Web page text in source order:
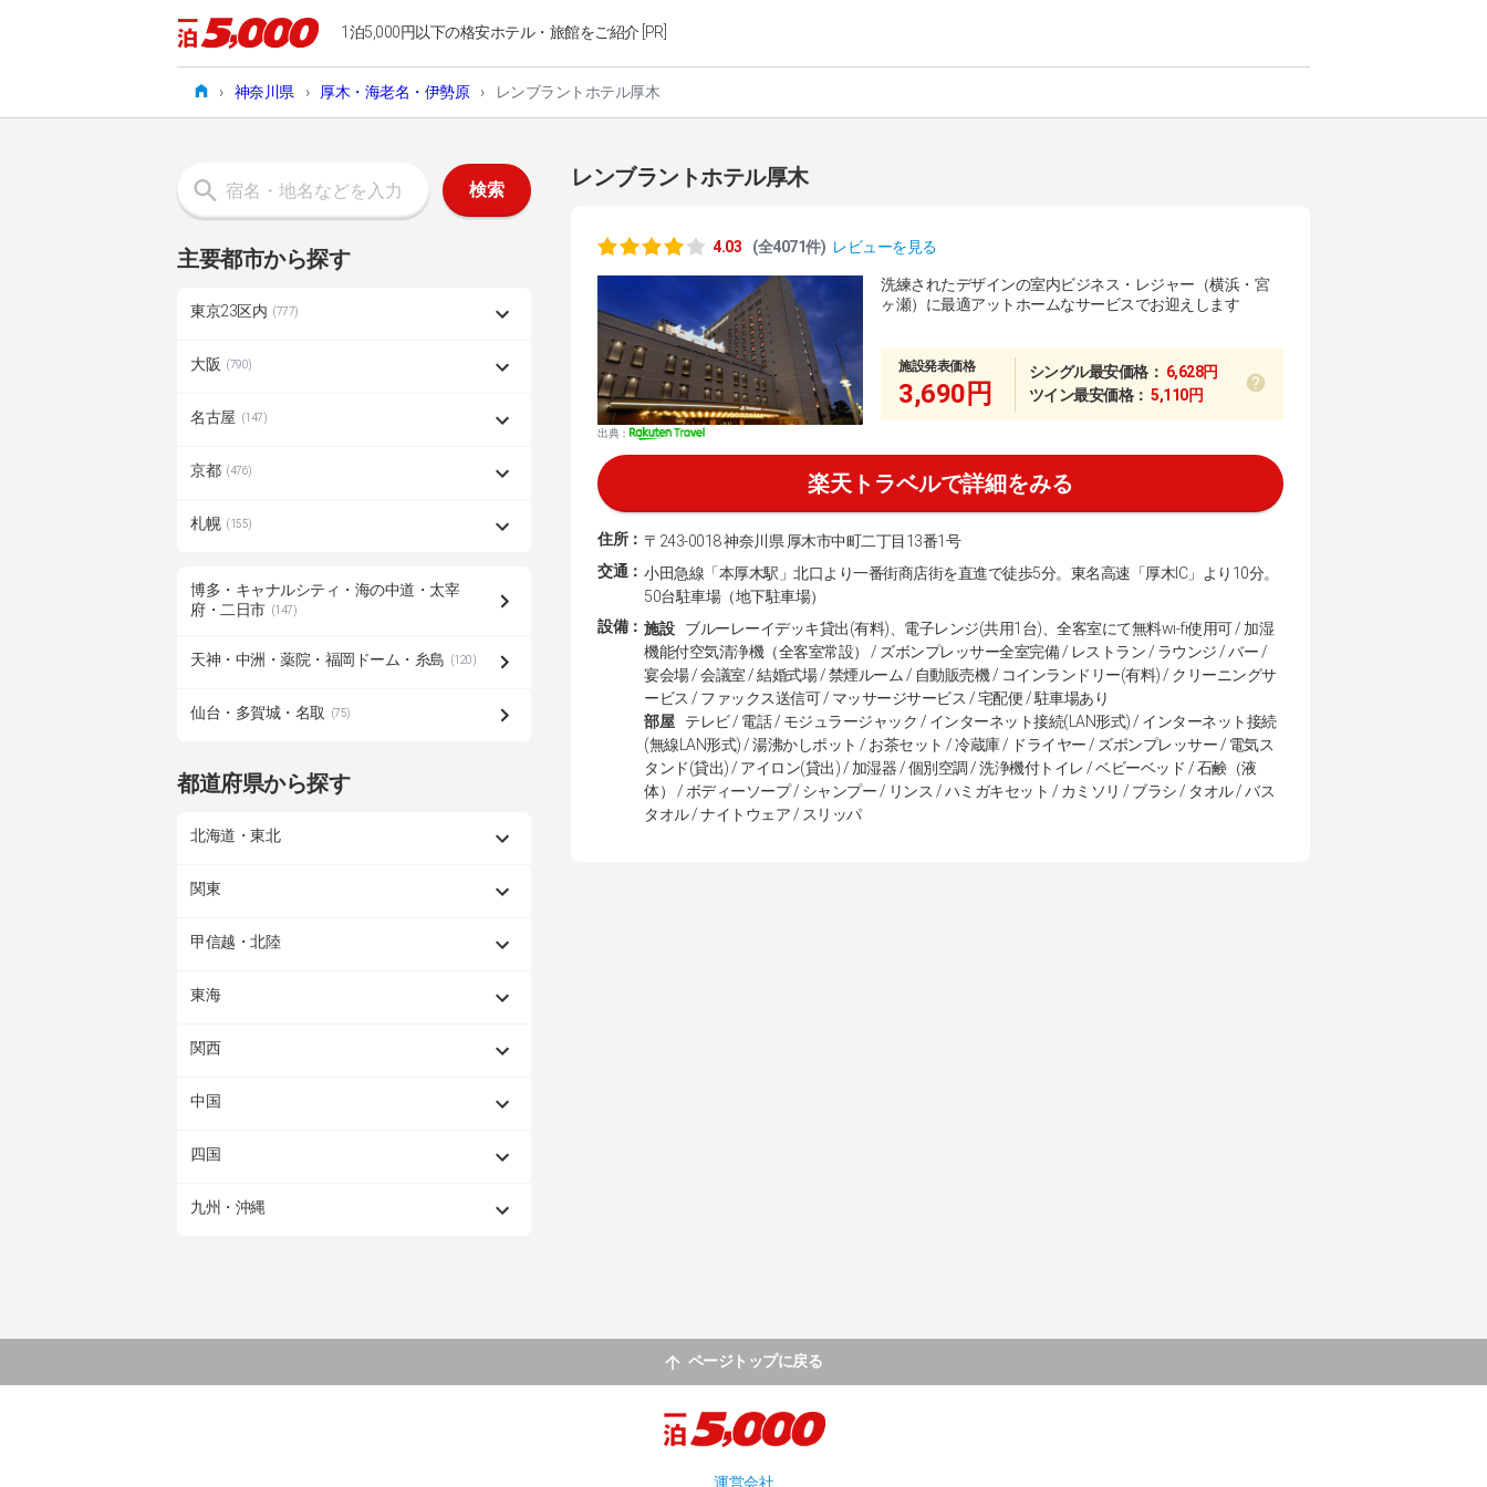
1泊5,000円以下の格安ホテル・旅館をご紹介 [PR]
› 神奈川県 › 厚木・海老名・伊勢原 › レンブラントホテル厚木
レンブラントホテル厚木
4.03 (全4071件) レビューを見る
出典：
洗練されたデザインの室内ビジネス・レジャー（横浜・宮
ヶ瀬）に最適アットホームなサービスでお迎えします
施設発表価格
3,690円
シングル最安価格： 6,628円
ツイン最安価格：5,110円
楽天トラベルで詳細をみる
住所： 〒243-0018 神奈川県 厚木市中町二丁目13番1号
交通： 小田急線「本厚木駅」北口より一番街商店街を直進で徒歩5分。東名高速「厚木IC」より10分。
50台駐車場（地下駐車場）
設備： 施設
ブルーレーイデッキ貸出(有料)、電子レンジ(共用1台)、全客室にて無料wi-fi使用可 / 加湿
機能付空気清浄機（全客室常設） / ズボンプレッサー全室完備 / レストラン / ラウンジ / バー /
宴会場 / 会議室 / 結婚式場 / 禁煙ルーム / 自動販売機 / コインランドリー(有料) / クリーニングサ
ービス / ファックス送信可 / マッサージサービス / 宅配便 / 駐車場あり
部屋
テレビ / 電話 / モジュラージャック / インターネット接続(LAN形式) / インターネット接続
(無線LAN形式) / 湯沸かしポット / お茶セット / 冷蔵庫 / ドライヤー / ズボンプレッサー / 電気ス
タンド(貸出) / アイロン(貸出) / 加湿器 / 個別空調 / 洗浄機付トイレ / ベビーベッド / 石鹸（液
体） / ボディーソープ / シャンプー / リンス / ハミガキセット / カミソリ / ブラシ / タオル / バス
タオル / ナイトウェア / スリッパ
検索
主要都市から探す
東京23区内 (777)
大阪 (790)
名古屋 (147)
京都 (476)
札幌 (155)
博多・キャナルシティ・海の中道・太宰
府・二日市 (147)
天神・中洲・薬院・福岡ドーム・糸島 (120)
仙台・多賀城・名取 (75)
都道府県から探す
北海道・東北
関東
甲信越・北陸
東海
関西
中国
四国
九州・沖縄
ページトップに戻る
運営会社